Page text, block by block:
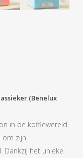
(Benelux
in de koffiewereld.
om zijn
Dankzij het unieke